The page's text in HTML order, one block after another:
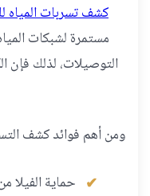
كشف تسربات المياه
مستمرة لشبكات
التوصيلات، لذلك فإن
ومن أهم فوائد كشف
حماية الفيلا